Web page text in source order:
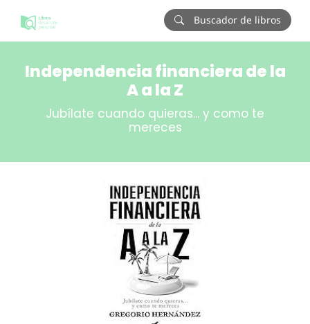
Buscador de libros
Independencia financiera de la
A a la Z
Jubílate cuando quieras... y como te
mereces